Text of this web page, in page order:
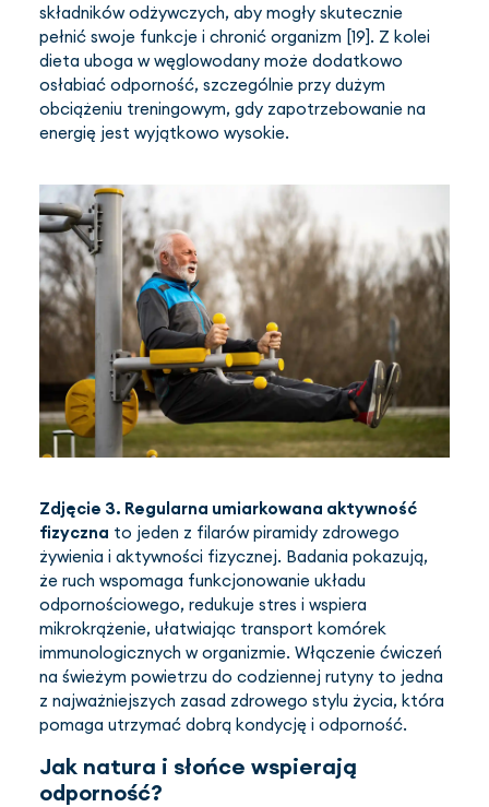
składników odżywczych, aby mogły skutecznie
pełnić swoje funkcje i chronić organizm [19]. Z kolei
dieta uboga w węglowodany może dodatkowo
osłabiać odporność, szczególnie przy dużym
obciążeniu treningowym, gdy zapotrzebowanie na
energię jest wyjątkowo wysokie.
Zdjęcie 3. Regularna umiarkowana aktywność
fizyczna to jeden z filarów piramidy zdrowego
żywienia i aktywności fizycznej. Badania pokazują,
że ruch wspomaga funkcjonowanie układu
odpornościowego, redukuje stres i wspiera
mikrokrążenie, ułatwiając transport komórek
immunologicznych w organizmie. Włączenie ćwiczeń
na świeżym powietrzu do codziennej rutyny to jedna
z najważniejszych zasad zdrowego stylu życia, która
pomaga utrzymać dobrą kondycję i odporność.
Jak natura i słońce wspierają
odporność?